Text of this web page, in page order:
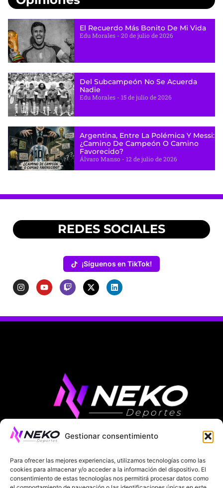
Gestionar consentimiento
Para ofrecer las mejores experiencias, utilizamos tecnologías como las
cookies para almacenar y/o acceder a la información del dispositivo. El
consentimiento de estas tecnologías nos permitirá procesar datos como
El Recuerdo Más Bonito De Mi Vida
Edu Morales 20 de julio de 2026
Del Subcampeón No Se Acuerda
Nadie
Edu Morales 15 de julio de 2026
Argentina, Entre La Polémica Y Messi:
¿camino De Campeón O Camino
Favorecido?
Álvaro Manso 12 de julio de 2026
REDES SOCIALES
¡Síguenos en TikTok!
ÚLTIMAS NOTICIAS COMPETICIONES EUROPEAS
LA LIGA MUNDIAL 2026 FÚTBOL INTERNACIONAL